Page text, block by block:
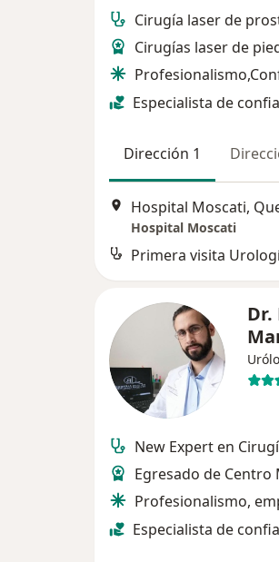
Cirugía laser de
Cirugías laser de
Especialista de
Dirección 1
Hospital Moscati,
Hospital Moscati
Primera visita
New Expert en
Egresado de Centro
Profesionalismo,
Especialista de